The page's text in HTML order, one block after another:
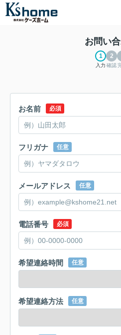
お問い
入力 確認
お名前 必須
フリガナ 任意
メールアドレス 任意
電話番号 必須
希望連絡時間 任意
希望連絡方法 任意